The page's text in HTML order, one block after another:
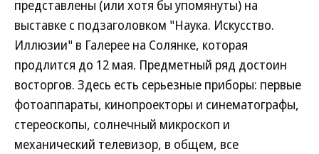
представлены (или хотя бы упомянуты) на
выставке с подзаголовком "Наука. Искусство.
Иллюзии" в Галерее на Солянке, которая
продлится до 12 мая. Предметный ряд достоин
восторгов. Здесь есть серьезные приборы: первые
фотоаппараты, кинопроекторы и синематографы,
стереоскопы, солнечный микроскоп и
механический телевизор, в общем, все